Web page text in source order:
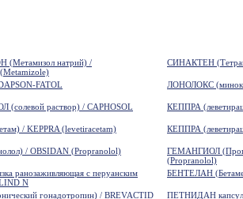
натрий) /
СИНАКТЕН
FATOL ЛОНОЛОКС
раствор) / CAPHOSOL
КЕППРА
/ KEPPRA (levetiracetam) КЕППРА
/ OBSIDAN (Propranolol)
ГЕМАНГИОЛ
(Propranolol)
ранозаживляющая с перуанским
N
БЕНТЕЛАН
гонадотропин) / BREVACTID ПЕТНИДАН